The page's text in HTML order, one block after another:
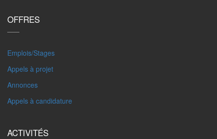
OFFRES
Emplois/Stages
Appels à projet
Annonces
Appels à candidature
ACTIVITÉS